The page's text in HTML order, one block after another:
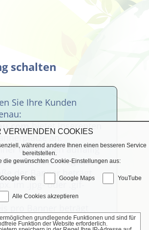
schalten
Sie Ihre Kunden
bietet Inserenten
an.
erscheinen auffällig
der Suchausgabe.
der Banner beträgt
im .jpg- oder .gif-
pro Monat. Dem
VERWENDEN COOKIES
während andere Ihnen einen besseren Service
bereitstellen.
die gewünschten Cookie-Einstellungen aus:
Google Fonts Google Maps YouTube
Alle Cookies akzeptieren
grundlegende Funktionen und sind für
Funktion der Website erforderlich.